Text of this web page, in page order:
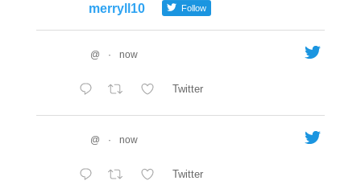
merryll10 Follow
@ · now
Twitter
@ · now
Twitter